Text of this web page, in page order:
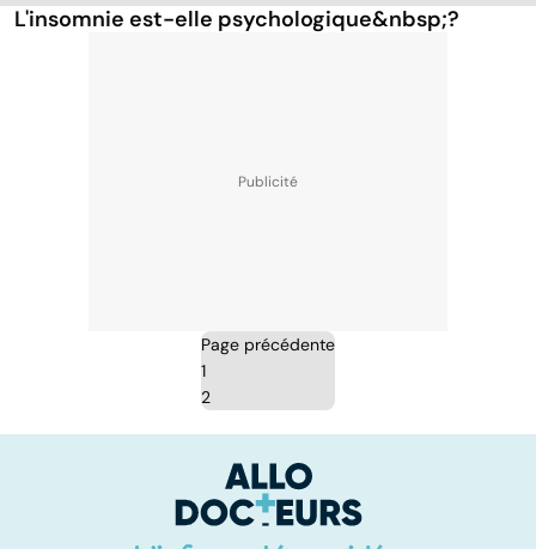
L'insomnie est-elle psychologique&nbsp;?
Page précédente
1
2